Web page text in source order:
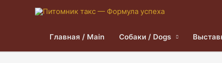
Главная / Main Собаки / Dogs